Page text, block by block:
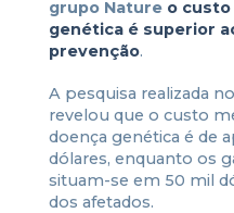
grupo Nature o
genética é superior
prevenção.
A pesquisa realizada
revelou que o custo
doença genética é de
dólares, enquanto os
situam-se em 50 mil
dos afetados.